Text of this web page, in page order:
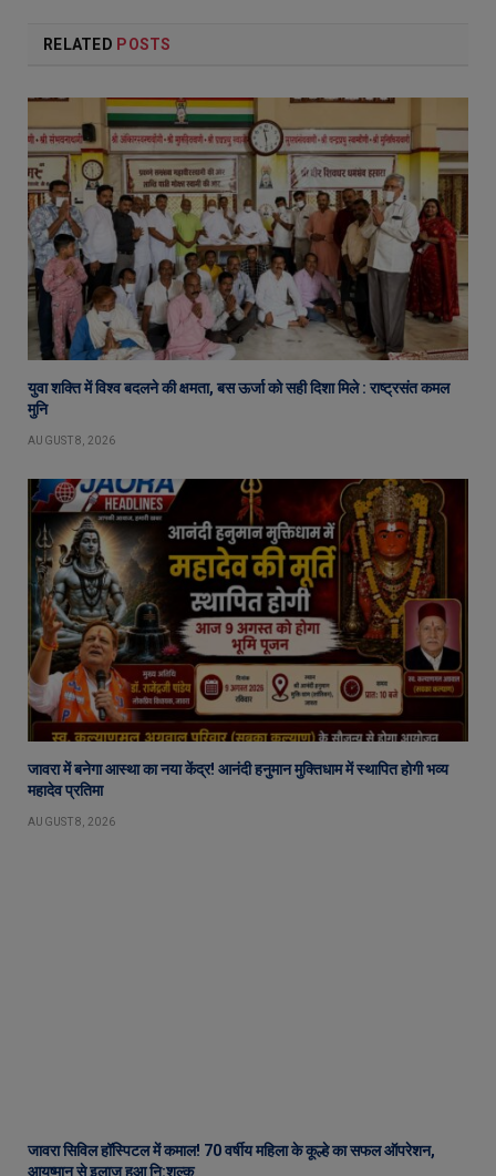
RELATED POSTS
युवा शक्ति में विश्व बदलने की क्षमता, बस ऊर्जा को सही दिशा मिले : राष्ट्रसंत कमल
मुनि
AUGUST 8, 2026
जावरा में बनेगा आस्था का नया केंद्र! आनंदी हनुमान मुक्तिधाम में स्थापित होगी भव्य
महादेव प्रतिमा
AUGUST 8, 2026
जावरा सिविल हॉस्पिटल में कमाल! 70 वर्षीय महिला के कूल्हे का सफल ऑपरेशन,
आयुष्मान से इलाज हुआ नि:शुल्क